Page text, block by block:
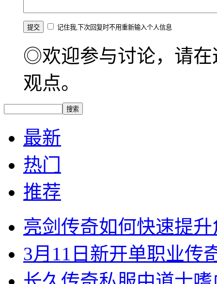
记住我,下次回复时不用重新输入个人信息
◎欢迎参与讨论，请在
观点。
最新
热门
推荐
亮剑传奇如何快速提
3月11日新开单职业传